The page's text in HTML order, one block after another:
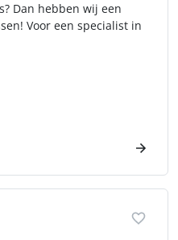
Dan hebben wij een
Voor een specialist in